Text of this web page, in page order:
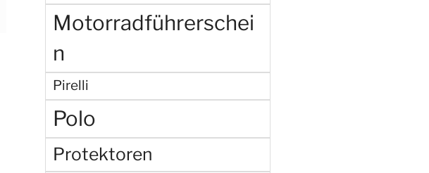
Motorradführerschei
n
Pirelli
Polo
Protektoren